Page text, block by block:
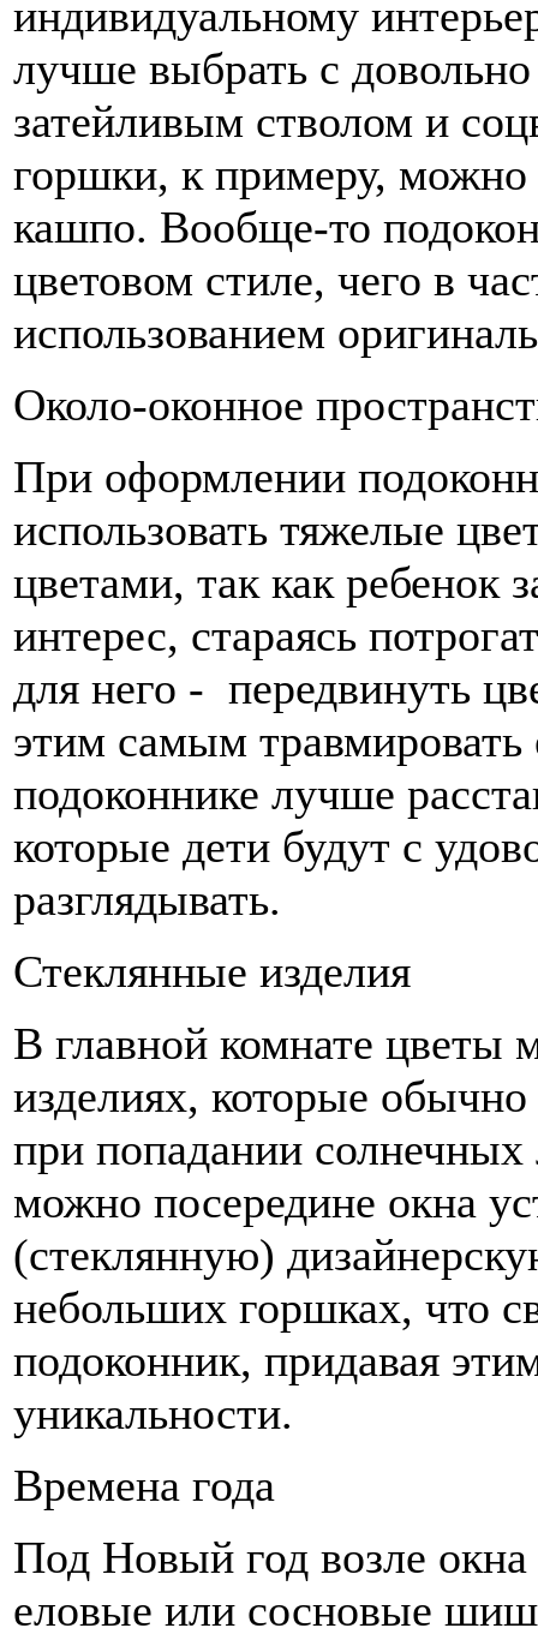
индивидуальному
лучше выбрать с
затейливым стволом и
горшки, к примеру, можно
кашпо. Вообще-то
цветовом стиле, чего в
использованием
Около-оконное
При оформлении
использовать тяжелые
цветами, так как ребенок
интерес, стараясь
для него - передвинуть
этим самым
подоконнике лучше
которые дети будут с
разглядывать.
Стеклянные изделия
В главной комнате цветы
изделиях, которые
при попадании
можно посередине окна
(стеклянную)
небольших горшках, что
подоконник, придавая
уникальности.
Времена года
Под Новый год возле окна
еловые или сосновые